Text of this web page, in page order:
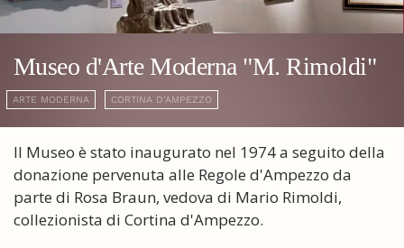
Museo d'Arte Moderna "M. Rimoldi"
ARTE MODERNA CORTINA D'AMPEZZO
Il Museo è stato inaugurato nel 1974 a seguito della
donazione pervenuta alle Regole d'Ampezzo da
parte di Rosa Braun, vedova di Mario Rimoldi,
collezionista di Cortina d'Ampezzo.